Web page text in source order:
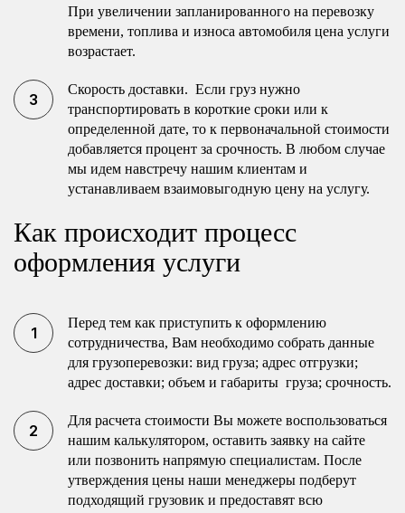
При увеличении запланированного на перевозку
времени, топлива и износа автомобиля цена услуги
возрастает.
Скорость доставки. Если груз нужно
транспортировать в короткие сроки или к
определенной дате, то к первоначальной стоимости
добавляется процент за срочность. В любом случае
мы идем навстречу нашим клиентам и
устанавливаем взаимовыгодную цену на услугу.
Как происходит процесс
оформления услуги
Перед тем как приступить к оформлению
сотрудничества, Вам необходимо собрать данные
для грузоперевозки: вид груза; адрес отгрузки;
адрес доставки; объем и габариты груза; срочность.
Для расчета стоимости Вы можете воспользоваться
нашим калькулятором, оставить заявку на сайте
или позвонить напрямую специалистам. После
утверждения цены наши менеджеры подберут
подходящий грузовик и предоставят всю